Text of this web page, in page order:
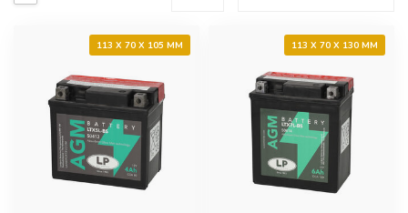
113 X 70 X 105 MM 113 X 70 X 130 MM